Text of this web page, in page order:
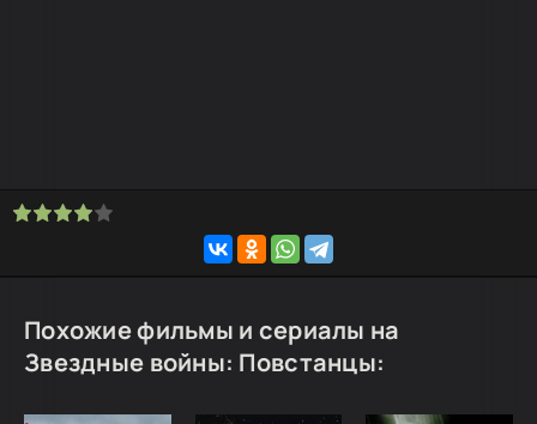
Похожие фильмы и сериалы на
Звездные войны: Повстанцы: